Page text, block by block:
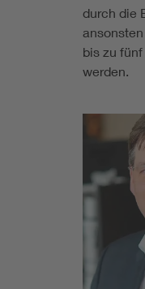
durch die
bis zu
werden.